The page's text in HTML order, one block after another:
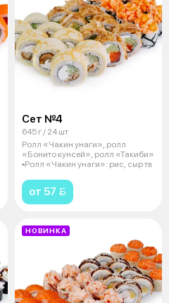
Сет №4
645 г / 24 шт
Ролл «Чакин унаги», ролл
«Бонито кунсей», ролл «Такиби»
▪️Ролл «Чакин унаги»: рис, сыр тв
от 57 
НОВИНКА